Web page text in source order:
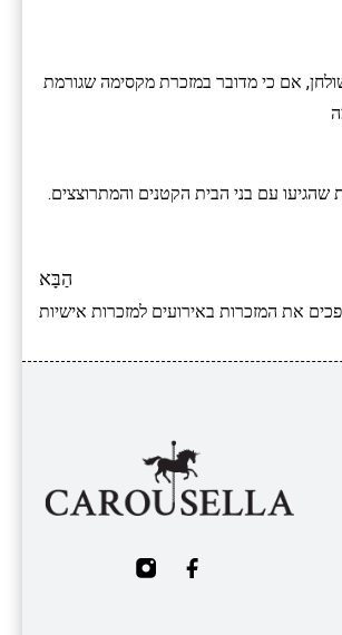
אם כי מדובר במזכרת מקסימה שגורמת
עם בני הבית הקטנים והמתרוצצים.
הַבָּא
את המזכרות באירועים למזכרות אישיות